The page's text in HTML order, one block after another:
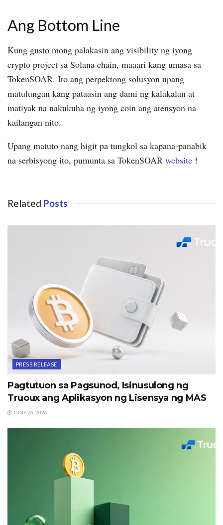
Ang Bottom Line
Kung gusto mong palakasin ang visibility ng iyong
crypto project sa Solana chain, maaari kang umasa sa
TokenSOAR. Ito ang perpektong solusyon upang
matulungan kang pataasin ang dami ng kalakalan at
matiyak na nakukuha ng iyong coin ang atensyon na
kailangan nito.
Upang matuto nang higit pa tungkol sa kapana-panabik
na serbisyong ito, pumunta sa TokenSOAR website !
Related Posts
PRESS RELEASE
Pagtutuon sa Pagsunod, Isinusulong ng
Truoux ang Aplikasyon ng Lisensya ng MAS
JUNE 26, 2026